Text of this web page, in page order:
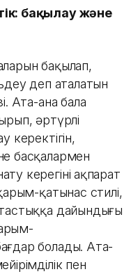
бақылау және
бақылап,
деп аталатын
Ата-ана бала
әртүрлі
керектігін,
басқалармен
керегінің ақпарат
қатынас стилі,
дайындығы
болады. Ата-
пен